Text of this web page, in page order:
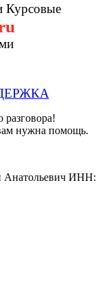
Курсовые
разговора!
нужна помощь.
Анатольевич ИНН: